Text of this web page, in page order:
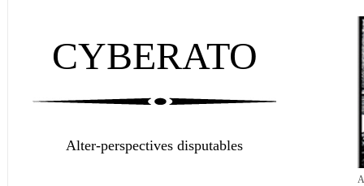
CYBERATO
Alter-perspectives disputables